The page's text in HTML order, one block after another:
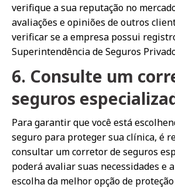
verifique a sua reputação no
avaliações e opiniões de outros
verificar se a empresa possui
Superintendência de Seguros
6. Consulte um
seguros
Para garantir que você está
seguro para proteger sua clínica, é
consultar um corretor de seguros
poderá avaliar suas necessidades e
escolha da melhor opção de